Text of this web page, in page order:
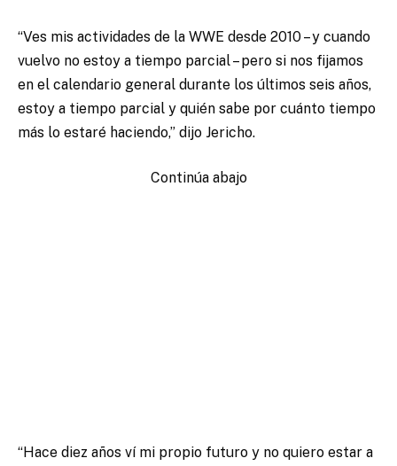
“Ves mis actividades de la WWE desde 2010 – y cuando
vuelvo no estoy a tiempo parcial – pero si nos fijamos
en el calendario general durante los últimos seis años,
estoy a tiempo parcial y quién sabe por cuánto tiempo
más lo estaré haciendo,” dijo Jericho.
Continúa abajo
“Hace diez años ví mi propio futuro y no quiero estar a